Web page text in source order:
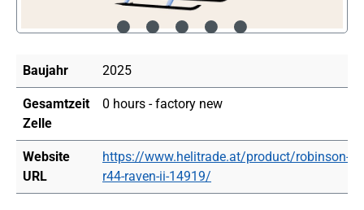
Baujahr 2025
Gesamtzeit
Zelle
0 hours - factory new
Website
URL
https://www.helitrade.at/product/robinson-
r44-raven-ii-14919/